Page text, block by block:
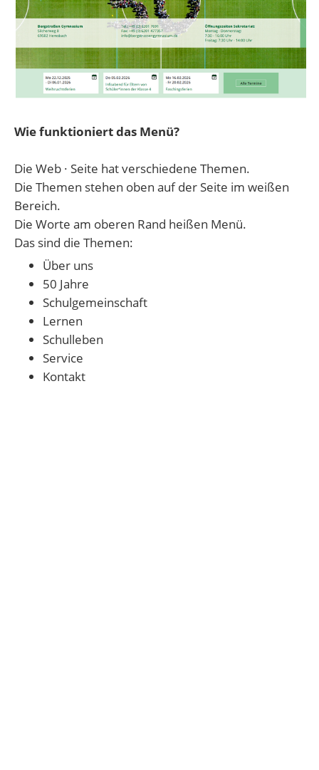
Wie funktioniert das Menü?
Die Web · Seite hat verschiedene Themen.
Die Themen stehen oben auf der Seite im weißen
Bereich.
Die Worte am oberen Rand heißen Menü.
Das sind die Themen:
Über uns
50 Jahre
Schulgemeinschaft
Lernen
Schulleben
Service
Kontakt